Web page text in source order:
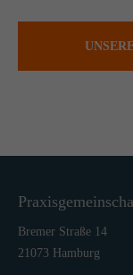
Bremer Straße 14
21073 Hamburg